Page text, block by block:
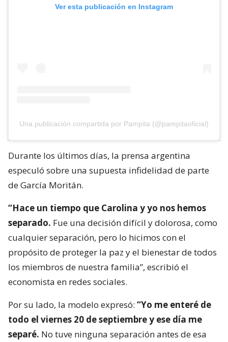
Ver esta publicación en Instagram
Una publicación compartida por Pampita (@pampitaoficial)
Durante los últimos días, la prensa argentina
especuló sobre una supuesta infidelidad de parte
de García Moritán.
“Hace un tiempo que Carolina y yo nos hemos
separado. Fue una decisión difícil y dolorosa, como
cualquier separación, pero lo hicimos con el
propósito de proteger la paz y el bienestar de todos
los miembros de nuestra familia”, escribió el
economista en redes sociales.
Por su lado, la modelo expresó: “Yo me enteré de
todo el viernes 20 de septiembre y ese día me
separé. No tuve ninguna separación antes de esa